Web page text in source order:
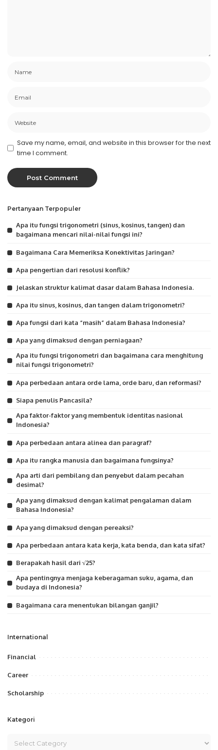
Save my name, email, and website in this browser for the next
time I comment.
Pertanyaan Terpopuler
Apa itu fungsi trigonometri (sinus, kosinus, tangen) dan
bagaimana mencari nilai-nilai fungsi ini?
Bagaimana Cara Memeriksa Konektivitas Jaringan?
Apa pengertian dari resolusi konflik?
Jelaskan struktur kalimat dasar dalam Bahasa Indonesia.
Apa itu sinus, kosinus, dan tangen dalam trigonometri?
Apa fungsi dari kata “masih” dalam Bahasa Indonesia?
Apa yang dimaksud dengan perniagaan?
Apa itu fungsi trigonometri dan bagaimana cara menghitung
nilai fungsi trigonometri?
Apa perbedaan antara orde lama, orde baru, dan reformasi?
Siapa penulis Pancasila?
Apa faktor-faktor yang membentuk identitas nasional
Indonesia?
Apa perbedaan antara alinea dan paragraf?
Apa itu rangka manusia dan bagaimana fungsinya?
Apa arti dari pembilang dan penyebut dalam pecahan
desimal?
Apa yang dimaksud dengan kalimat pengalaman dalam
Bahasa Indonesia?
Apa yang dimaksud dengan pereaksi?
Apa perbedaan antara kata kerja, kata benda, dan kata sifat?
Berapakah hasil dari √25?
Apa pentingnya menjaga keberagaman suku, agama, dan
budaya di Indonesia?
Bagaimana cara menentukan bilangan ganjil?
International
Financial
Career
Scholarship
Kategori